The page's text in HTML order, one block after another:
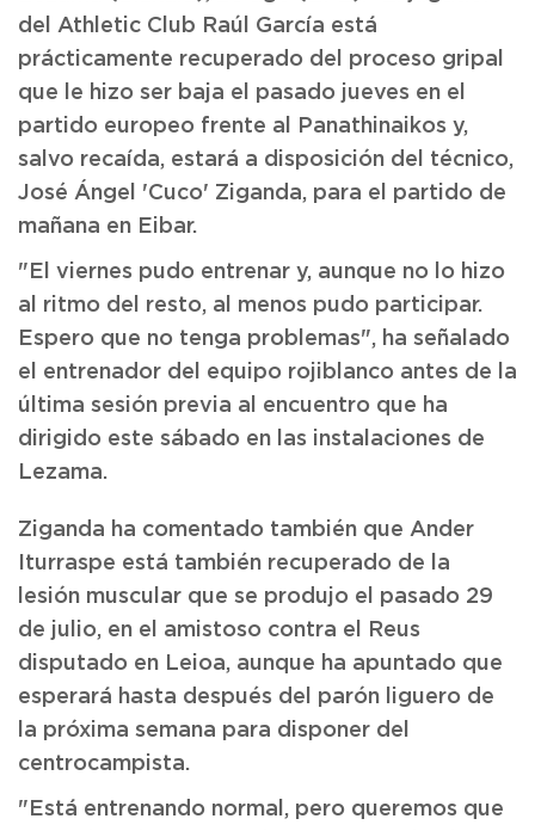
del Athletic Club Raúl García está
prácticamente recuperado del proceso gripal
que le hizo ser baja el pasado jueves en el
partido europeo frente al Panathinaikos y,
salvo recaída, estará a disposición del técnico,
José Ángel 'Cuco' Ziganda, para el partido de
mañana en Eibar.
"El viernes pudo entrenar y, aunque no lo hizo
al ritmo del resto, al menos pudo participar.
Espero que no tenga problemas", ha señalado
el entrenador del equipo rojiblanco antes de la
última sesión previa al encuentro que ha
dirigido este sábado en las instalaciones de
Lezama.
Ziganda ha comentado también que Ander
Iturraspe está también recuperado de la
lesión muscular que se produjo el pasado 29
de julio, en el amistoso contra el Reus
disputado en Leioa, aunque ha apuntado que
esperará hasta después del parón liguero de
la próxima semana para disponer del
centrocampista.
"Está entrenando normal, pero queremos que